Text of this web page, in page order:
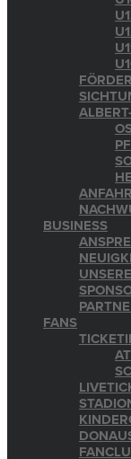
BUSINESS
FANS